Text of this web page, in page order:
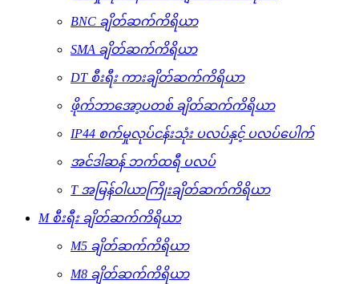
BNC ချိတ်ဆက်ကိရိယာ
SMA ချိတ်ဆက်ကိရိယာ
DT စီးရီး ကားချိတ်ဆက်ကိရိယာ
ဖိုက်ဘာအော့ပတစ် ချိတ်ဆက်ကိရိယာ
IP44 စက်မှုလုပ်ငန်းသုံး ပလပ်နှင့် ပလပ်ပေါက်
အင်ဒါဆန် ဘက်ထရီ ပလပ်
T အမြန်ဝါယာကြိုးချိတ်ဆက်ကိရိယာ
M စီးရီး ချိတ်ဆက်ကိရိယာ
M5 ချိတ်ဆက်ကိရိယာ
M8 ချိတ်ဆက်ကိရိယာ